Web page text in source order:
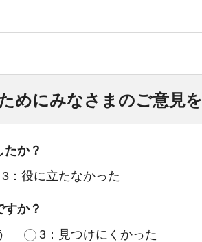
めにみなさまのご意見
か？
3：役に立たなかった
か？
3：見つけにくかった